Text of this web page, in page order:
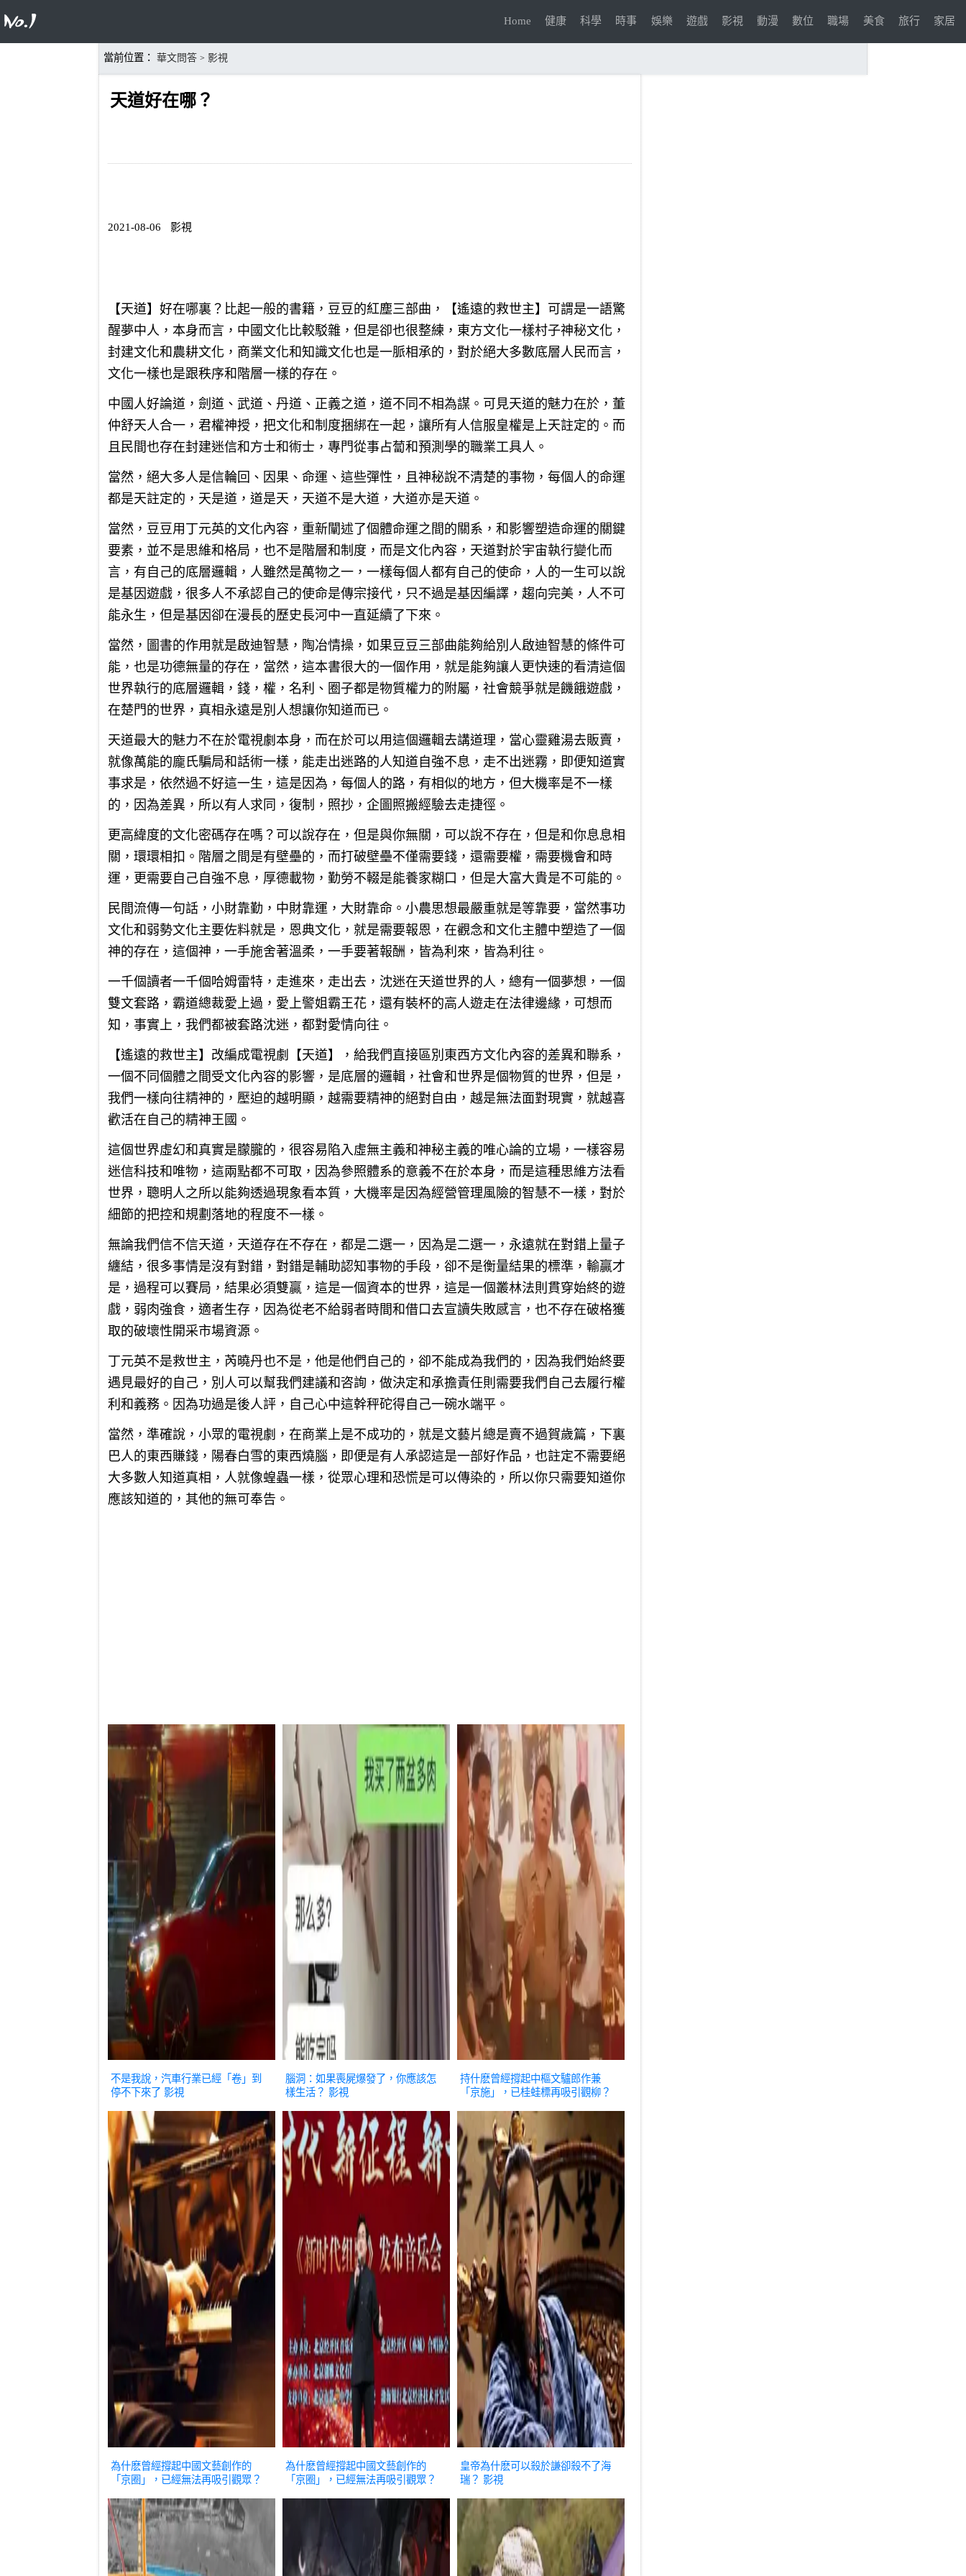
Home 健康 科學 時事 娛樂 遊戲 影視 動漫 數位 職場 美食 旅行 家居
當前位置： 華文問答 > 影視
天道好在哪？
2021-08-06 影視
【天道】好在哪裏？比起一般的書籍，豆豆的紅塵三部曲，【遙遠的救世主】可謂是一語驚
醒夢中人，本身而言，中國文化比較駁雜，但是卻也很整練，東方文化一樣村子神秘文化，
封建文化和農耕文化，商業文化和知識文化也是一脈相承的，對於絕大多數底層人民而言，
文化一樣也是跟秩序和階層一樣的存在。
中國人好論道，劍道、武道、丹道、正義之道，道不同不相為謀。可見天道的魅力在於，董
仲舒天人合一，君權神授，把文化和制度捆綁在一起，讓所有人信服皇權是上天註定的。而
且民間也存在封建迷信和方士和術士，專門從事占蔔和預測學的職業工具人。
當然，絕大多人是信輪回、因果、命運、這些彈性，且神秘說不清楚的事物，每個人的命運
都是天註定的，天是道，道是天，天道不是大道，大道亦是天道。
當然，豆豆用丁元英的文化內容，重新闡述了個體命運之間的關系，和影響塑造命運的關鍵
要素，並不是思維和格局，也不是階層和制度，而是文化內容，天道對於宇宙執行變化而
言，有自己的底層邏輯，人雖然是萬物之一，一樣每個人都有自己的使命，人的一生可以說
是基因遊戲，很多人不承認自己的使命是傳宗接代，只不過是基因編譯，趨向完美，人不可
能永生，但是基因卻在漫長的歷史長河中一直延續了下來。
當然，圖書的作用就是啟迪智慧，陶冶情操，如果豆豆三部曲能夠給別人啟迪智慧的條件可
能，也是功德無量的存在，當然，這本書很大的一個作用，就是能夠讓人更快速的看清這個
世界執行的底層邏輯，錢，權，名利、圈子都是物質權力的附屬，社會競爭就是饑餓遊戲，
在楚門的世界，真相永遠是別人想讓你知道而已。
天道最大的魅力不在於電視劇本身，而在於可以用這個邏輯去講道理，當心靈雞湯去販賣，
就像萬能的龐氏騙局和話術一樣，能走出迷路的人知道自強不息，走不出迷霧，即便知道實
事求是，依然過不好這一生，這是因為，每個人的路，有相似的地方，但大機率是不一樣
的，因為差異，所以有人求同，復制，照抄，企圖照搬經驗去走捷徑。
更高緯度的文化密碼存在嗎？可以說存在，但是與你無關，可以說不存在，但是和你息息相
關，環環相扣。階層之間是有壁壘的，而打破壁壘不僅需要錢，還需要權，需要機會和時
運，更需要自己自強不息，厚德載物，勤勞不輟是能養家糊口，但是大富大貴是不可能的。
民間流傳一句話，小財靠勤，中財靠運，大財靠命。小農思想最嚴重就是等靠要，當然事功
文化和弱勢文化主要佐料就是，恩典文化，就是需要報恩，在觀念和文化主體中塑造了一個
神的存在，這個神，一手施舍著溫柔，一手要著報酬，皆為利來，皆為利往。
一千個讀者一千個哈姆雷特，走進來，走出去，沈迷在天道世界的人，總有一個夢想，一個
雙文套路，霸道總裁愛上過，愛上警姐霸王花，還有裝杯的高人遊走在法律邊緣，可想而
知，事實上，我們都被套路沈迷，都對愛情向往。
【遙遠的救世主】改編成電視劇【天道】，給我們直接區別東西方文化內容的差異和聯系，
一個不同個體之間受文化內容的影響，是底層的邏輯，社會和世界是個物質的世界，但是，
我們一樣向往精神的，壓迫的越明顯，越需要精神的絕對自由，越是無法面對現實，就越喜
歡活在自己的精神王國。
這個世界虛幻和真實是朦朧的，很容易陷入虛無主義和神秘主義的唯心論的立場，一樣容易
迷信科技和唯物，這兩點都不可取，因為參照體系的意義不在於本身，而是這種思維方法看
世界，聰明人之所以能夠透過現象看本質，大機率是因為經營管理風險的智慧不一樣，對於
細節的把控和規劃落地的程度不一樣。
無論我們信不信天道，天道存在不存在，都是二選一，因為是二選一，永遠就在對錯上量子
纏結，很多事情是沒有對錯，對錯是輔助認知事物的手段，卻不是衡量結果的標準，輸贏才
是，過程可以賽局，結果必須雙贏，這是一個資本的世界，這是一個叢林法則貫穿始終的遊
戲，弱肉強食，適者生存，因為從老不給弱者時間和借口去宣讀失敗感言，也不存在破格獲
取的破壞性開采市場資源。
丁元英不是救世主，芮曉丹也不是，他是他們自己的，卻不能成為我們的，因為我們始終要
遇見最好的自己，別人可以幫我們建議和咨詢，做決定和承擔責任則需要我們自己去履行權
利和義務。因為功過是後人評，自己心中這幹秤砣得自己一碗水端平。
當然，準確說，小眾的電視劇，在商業上是不成功的，就是文藝片總是賣不過賀歲篇，下裏
巴人的東西賺錢，陽春白雪的東西燒腦，即便是有人承認這是一部好作品，也註定不需要絕
大多數人知道真相，人就像蝗蟲一樣，從眾心理和恐慌是可以傳染的，所以你只需要知道你
應該知道的，其他的無可奉告。
不是我說，汽車行業已經「卷」到
停不下來了 影視
腦洞：如果喪屍爆發了，你應該怎
樣生活？ 影視
持什麽曾經撐起中樞文驢郎作兼
「京施」，已桂蛙標再吸引觀柳？
為什麽曾經撐起中國文藝創作的
「京圈」，已經無法再吸引觀眾？
為什麽曾經撐起中國文藝創作的
「京圈」，已經無法再吸引觀眾？
皇帝為什麽可以殺於謙卻殺不了海
瑞？ 影視